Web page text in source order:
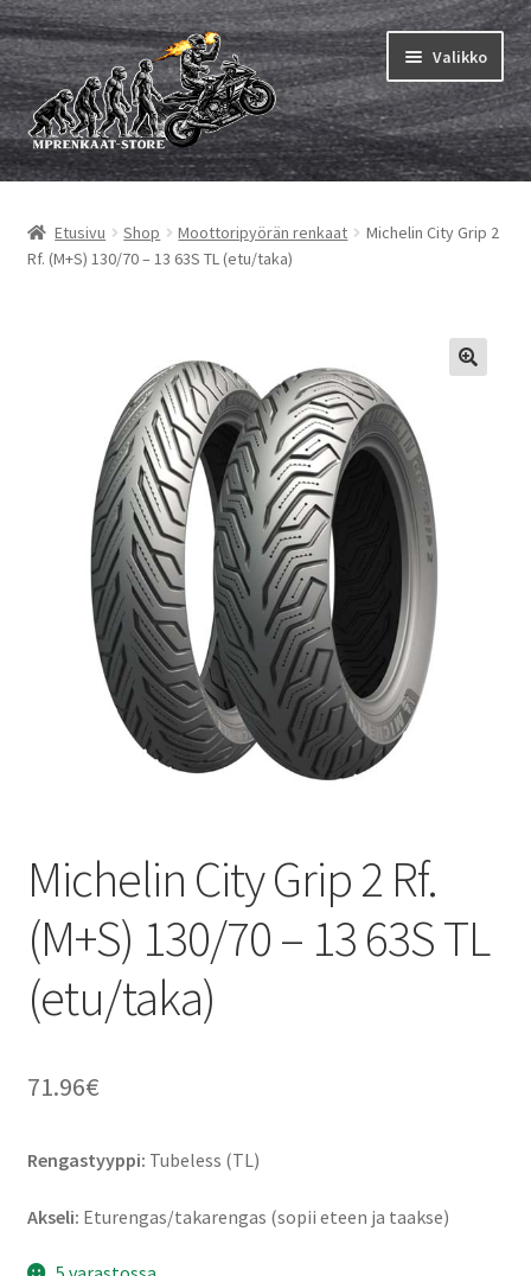
Siirry
navigointiin
Siirry
sisältöön
Valikko
MP renkaat
tason
Sisärenkaat ja nauhat
tason
Etusivu Shop Moottoripyörän renkaat
Michelin City Grip 2
Rf. (M+S) 130/70 – 13 63S TL (etu/taka)
Michelin City Grip 2 Rf.
(M+S) 130/70 – 13 63S TL
(etu/taka)
71.96€
Rengastyyppi: Tubeless (TL)
Akseli: Eturengas/takarengas (sopii eteen ja taakse)